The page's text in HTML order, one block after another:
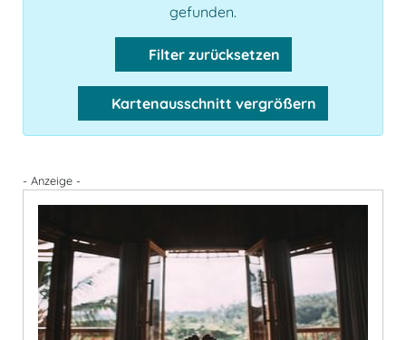
gefunden.
Filter zurücksetzen
Kartenausschnitt vergrößern
- Anzeige -